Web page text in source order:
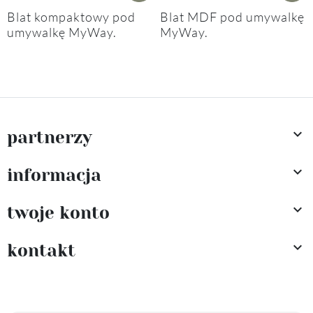
Blat kompaktowy pod
umywalkę MyWay.
Blat MDF pod umywalkę
MyWay.
partnerzy 
informacja 
twoje konto 
kontakt 